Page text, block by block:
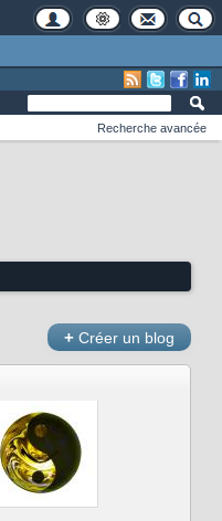
Recherche avancée
+ Créer un blog